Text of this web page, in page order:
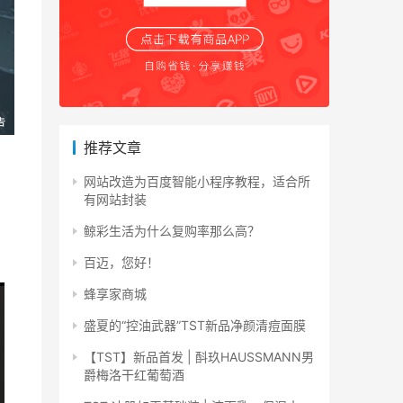
推荐文章
网站改造为百度智能小程序教程，适合所
有网站封装
鲸彩生活为什么复购率那么高？
百迈，您好！
蜂享家商城
盛夏的“控油武器”TST新品净颜清痘面膜
【TST】新品首发 | 酙玖HAUSSMANN男
爵梅洛干红葡萄酒